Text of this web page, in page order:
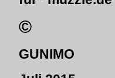
©
GUNIMO